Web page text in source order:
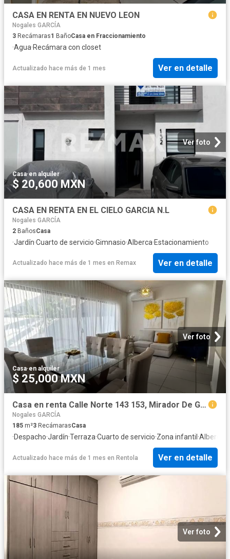
CASA EN RENTA EN NUEVO LEON
Nogales GARCÍA
3 Recámaras1 BañoCasa en Fraccionamiento
·Agua·Recámara con closet
Actualizado hace más de 1 mes Ver en detalle
Ver foto
Casa·en alquiler
$ 20,600 MXN
CASA EN RENTA EN EL CIELO GARCIA N.L
Nogales GARCÍA
2 BañosCasa
·Jardín·Cuarto de servicio·Gimnasio·Alberca·Estacionamiento
Actualizado hace más de 1 mes en Remax Ver en detalle
Ver foto
Casa·en alquiler
$ 25,000 MXN
Casa en renta Calle Norte 143 153, Mirador De García, García, Nuevo León, 66003, Mex
Nogales GARCÍA
185 m²3 RecámarasCasa
·Despacho·Jardín·Terraza·Cuarto de servicio·Zona infantil ·Alberca
Actualizado hace más de 1 mes en Rentola Ver en detalle
Ver foto